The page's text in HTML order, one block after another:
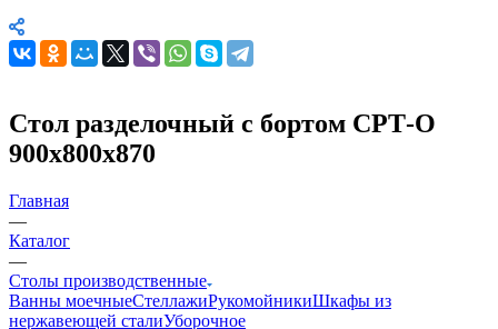
Стол разделочный с бортом СРТ-О
900х800х870
Главная
—
Каталог
—
Столы производственные
Ванны моечныеСтеллажиРукомойникиШкафы из
нержавеющей сталиУборочное